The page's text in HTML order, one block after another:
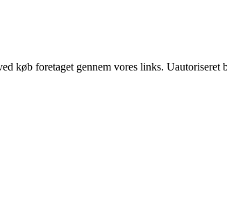
køb foretaget gennem vores links.